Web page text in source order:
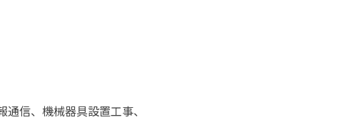
信、機械器具設置工事、